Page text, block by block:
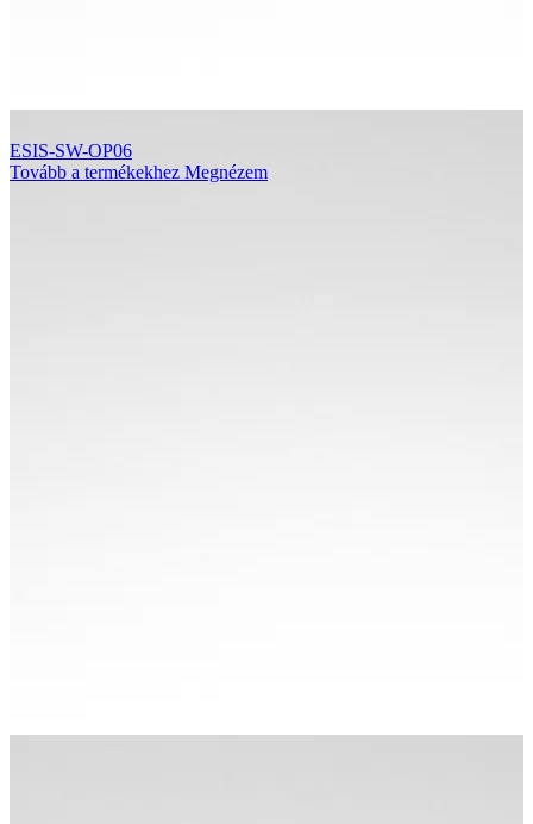
ESIS-SW-OP06
Tovább a termékekhez Megnézem